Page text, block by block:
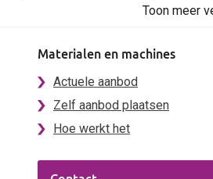
Toon meer
Materialen en machines
Actuele aanbod
Zelf aanbod plaatsen
Hoe werkt het